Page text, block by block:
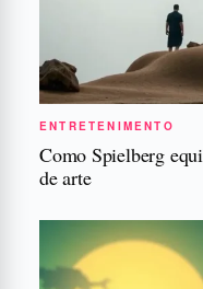
ENTRETENIMENTO
Como Spielberg
de arte